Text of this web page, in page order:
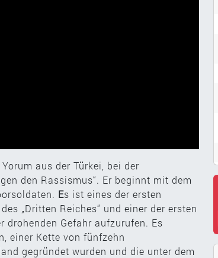
aus der Türkei, bei der
den Rassismus“. Er beginnt mit dem
Es ist eines der ersten
„Dritten Reiches“ und einer der ersten
drohenden Gefahr aufzurufen. Es
einer Kette von fünfzehn
gegründet wurden und die unter dem